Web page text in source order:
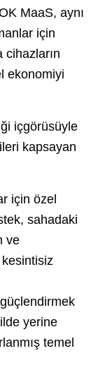
MaaS, aynı
için
cihazların
ekonomiyi
içgörüsüyle
kapsayan
için özel
sahadaki
ve
yerine
temel